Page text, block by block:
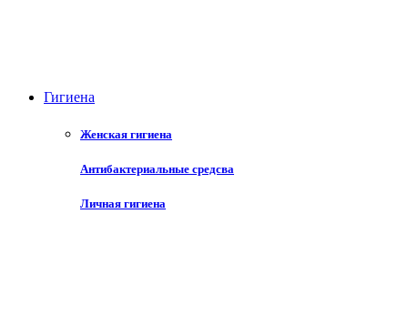
Эндокринология
Глюкокортикостероиды
Щитовидная железа
Гигиена
Женская гигиена
Антибактериальные средсва
Личная гигиена